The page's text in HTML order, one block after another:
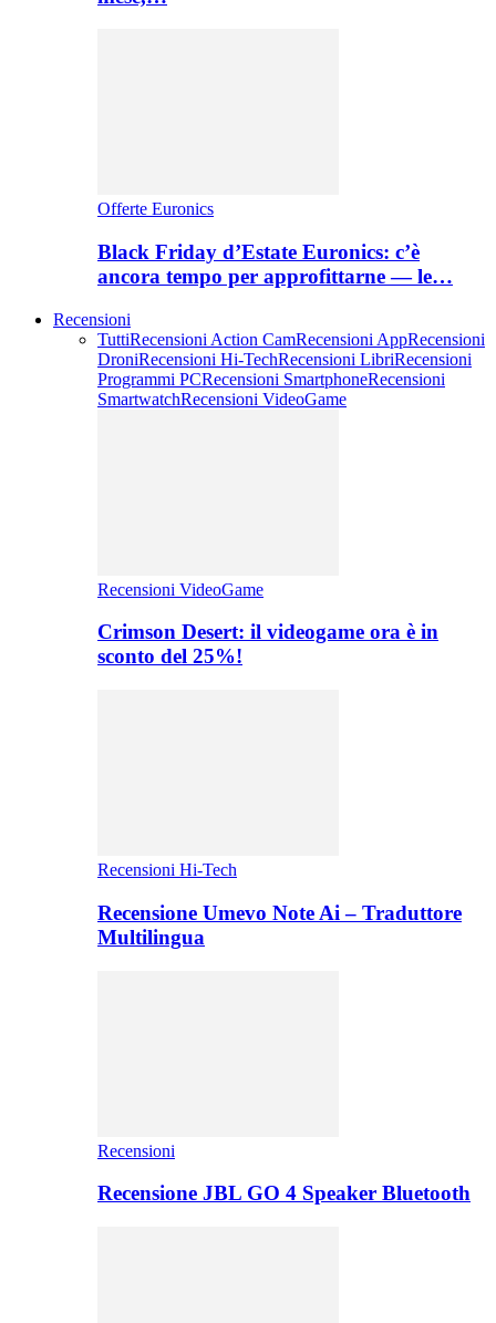
Offerte Euronics
Black Friday d’Estate Euronics: c’è
ancora tempo per approfittarne — le…
Recensioni
TuttiRecensioni Action CamRecensioni AppRecensioni
DroniRecensioni Hi-TechRecensioni LibriRecensioni
Programmi PCRecensioni SmartphoneRecensioni
SmartwatchRecensioni VideoGame
Recensioni VideoGame
Crimson Desert: il videogame ora è in
sconto del 25%!
Recensioni Hi-Tech
Recensione Umevo Note Ai – Traduttore
Multilingua
Recensioni
Recensione JBL GO 4 Speaker Bluetooth